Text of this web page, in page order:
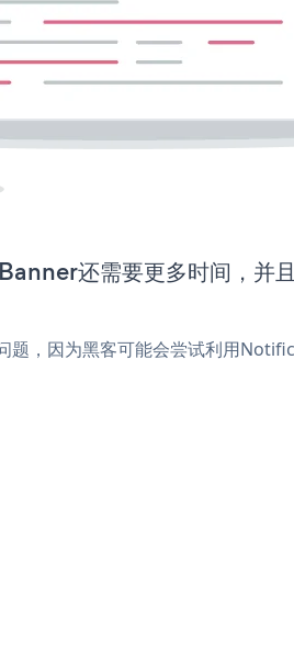
还需要更多时间，并
题，因为黑客可能会尝试利用